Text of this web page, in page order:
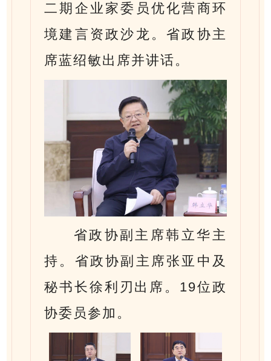
二期企业家委员优化营商环
境建言资政沙龙。省政协主
席蓝绍敏出席并讲话。
省政协副主席韩立华主
持。省政协副主席张亚中及
秘书长徐利刃出席。19位政
协委员参加。